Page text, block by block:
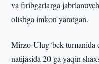
va firibgarlarga
olishga imkon yaratgan.
Mirzo-Ulug‘bek tumanida
natijasida 20 ga yaqin